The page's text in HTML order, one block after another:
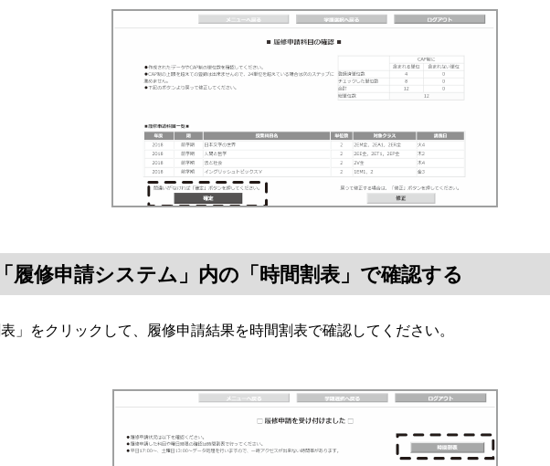
履修申請システム」内の「時間割表」で確認する
」をクリックして、履修申請結果を時間割表で確認してください。